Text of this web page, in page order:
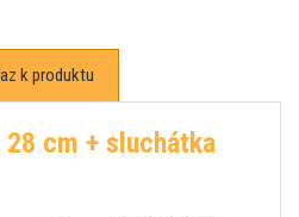
k produktu
28 cm + sluchátka